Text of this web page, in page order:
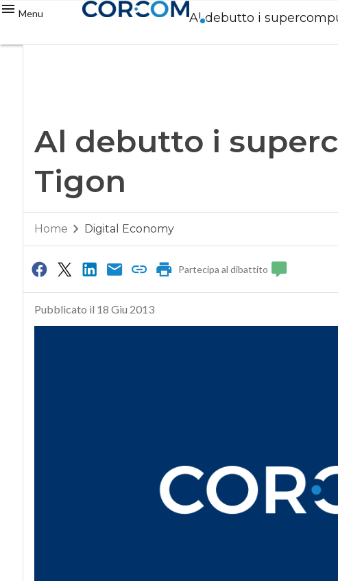
Menu Al debutto i
Al debutto i
Tigon
Home Digital Economy
Partecipa al dibattito
Pubblicato il 18 Giu 2013